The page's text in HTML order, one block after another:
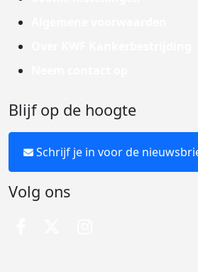
Blijf op de hoogte
Schrijf je in voor de
Volg ons